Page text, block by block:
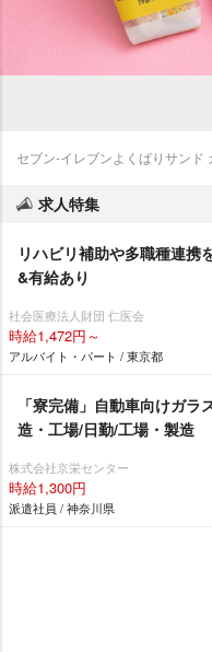
セブン‐イレブンよくばりサン
求人特集
リハビリ補助や多職種連携
&有給あり
社会医療法人財団 仁医会
時給1,472円～
アルバイト・パート / 東京都
「寮完備」自動車向けガ
造・工場/日勤/工場・製造
株式会社京栄センター
時給1,300円
派遣社員 / 神奈川県